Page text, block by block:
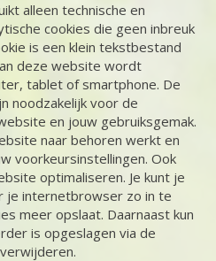
alleen technische en
cookies die geen inbreuk
is een klein tekstbestand
deze website wordt
tablet of smartphone. De
noodzakelijk voor de
en jouw gebruiksgemak.
naar behoren werkt en
voorkeursinstellingen. Ook
optimaliseren. Je kunt je
je internetbrowser zo in te
meer opslaat. Daarnaast kun
is opgeslagen via de